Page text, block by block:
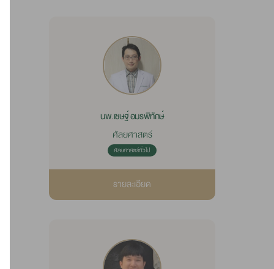
นพ.เชษฐ์ อมรพิทักษ์
ศัลยศาสตร์
ศัลยศาสตร์ทั่วไป
รายละเอียด